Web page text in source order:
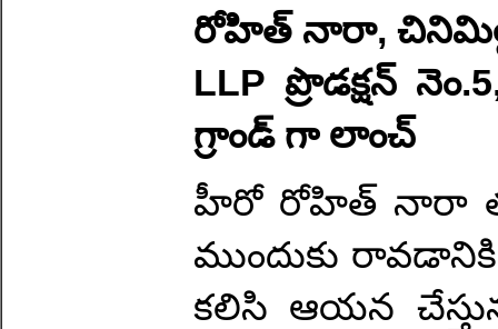
రోహిత్ నారా,
LLP ప్రొడక్షన్
గ్రాండ్ గా లాంచ్
హీరో రోహిత్ నారా తన
ముందుకు రావడానికి
కలిసి ఆయన